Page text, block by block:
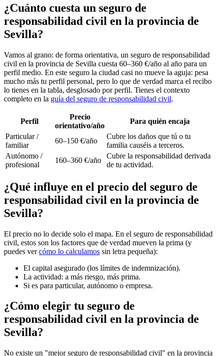
¿Cuánto cuesta un seguro de
responsabilidad civil en la provincia de
Sevilla?
Vamos al grano: de forma orientativa, un seguro de responsabilidad
civil en la provincia de Sevilla cuesta 60–360 €/año al año para un
perfil medio. En este seguro la ciudad casi no mueve la aguja: pesa
mucho más tu perfil personal, pero lo que de verdad marca el recibo
lo tienes en la tabla, desglosado por perfil. Tienes el contexto
completo en la guía del seguro de responsabilidad civil.
Perfil
Precio
orientativo/año
Para quién encaja
Particular /
familiar
60–150 €/año
Cubre los daños que tú o tu
familia causéis a terceros.
Autónomo /
profesional
160–360 €/año
Cubre la responsabilidad derivada
de tu actividad.
¿Qué influye en el precio del seguro de
responsabilidad civil en la provincia de
Sevilla?
El precio no lo decide solo el mapa. En el seguro de responsabilidad
civil, estos son los factores que de verdad mueven la prima (y
puedes vercómo lo calculamos sin letra pequeña):
El capital asegurado (los límites de indemnización).
La actividad: a más riesgo, más prima.
Si es para particular, autónomo o empresa.
¿Cómo elegir tu seguro de
responsabilidad civil en la provincia de
Sevilla?
No existe un "mejor seguro de responsabilidad civil" en la provincia